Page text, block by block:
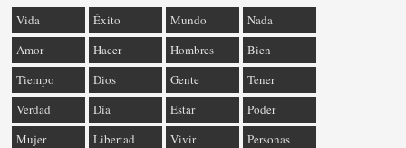
Vida Éxito Mundo
Nada
Amor
Hacer Hombres
Bien
Tiempo
Dios Gente
Tener
Verdad
Día Estar
Poder
Mujer
Libertad Vivir
Personas